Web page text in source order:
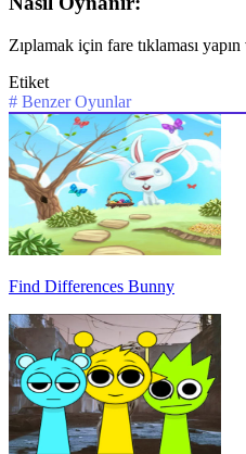
Zıplamak için fare tıklaması
Etiket
# Benzer Oyunlar
Find Differences Bunny